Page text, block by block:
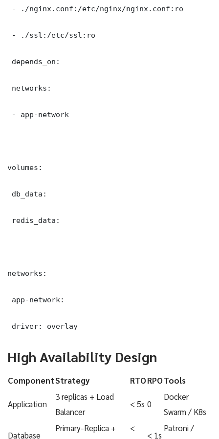
- ./nginx.conf:/etc/nginx/nginx.conf:ro
- ./ssl:/etc/ssl:ro
depends_on:
networks:
- app-network
volumes:
db_data:
redis_data:
networks:
app-network:
driver: overlay
High Availability Design
ComponentStrategy RTORPOTools
Application
3 replicas + Load
Balancer
< 5s 0
Docker
Swarm / K8s
Database
Primary-Replica +
<
< 1s
Patroni /